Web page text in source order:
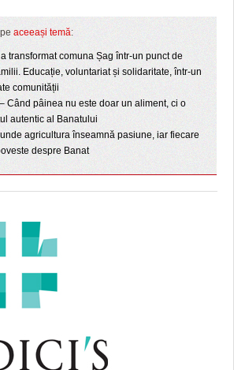
aceeași temă:
transformat comuna Șag într-un punct de
Educație, voluntariat și solidaritate, într-un
comunității
Când pâinea nu este doar un aliment, ci o
autentic al Banatului
agricultura înseamnă pasiune, iar fiecare
despre Banat